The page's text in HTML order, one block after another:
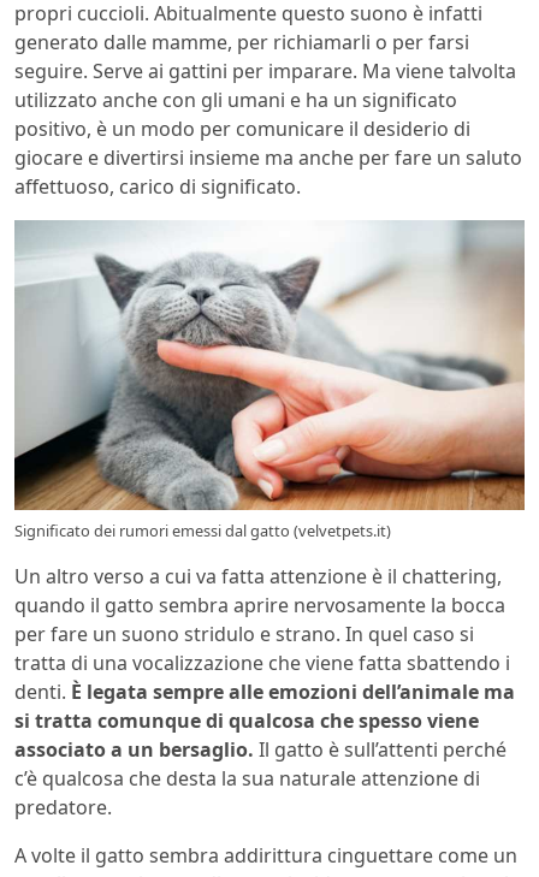
propri cuccioli. Abitualmente questo suono è infatti
generato dalle mamme, per richiamarli o per farsi
seguire. Serve ai gattini per imparare. Ma viene talvolta
utilizzato anche con gli umani e ha un significato
positivo, è un modo per comunicare il desiderio di
giocare e divertirsi insieme ma anche per fare un saluto
affettuoso, carico di significato.
Significato dei rumori emessi dal gatto (velvetpets.it)
Un altro verso a cui va fatta attenzione è il chattering,
quando il gatto sembra aprire nervosamente la bocca
per fare un suono stridulo e strano. In quel caso si
tratta di una vocalizzazione che viene fatta sbattendo i
denti. È legata sempre alle emozioni dell’animale ma
si tratta comunque di qualcosa che spesso viene
associato a un bersaglio. Il gatto è sull’attenti perché
c’è qualcosa che desta la sua naturale attenzione di
predatore.
A volte il gatto sembra addirittura cinguettare come un